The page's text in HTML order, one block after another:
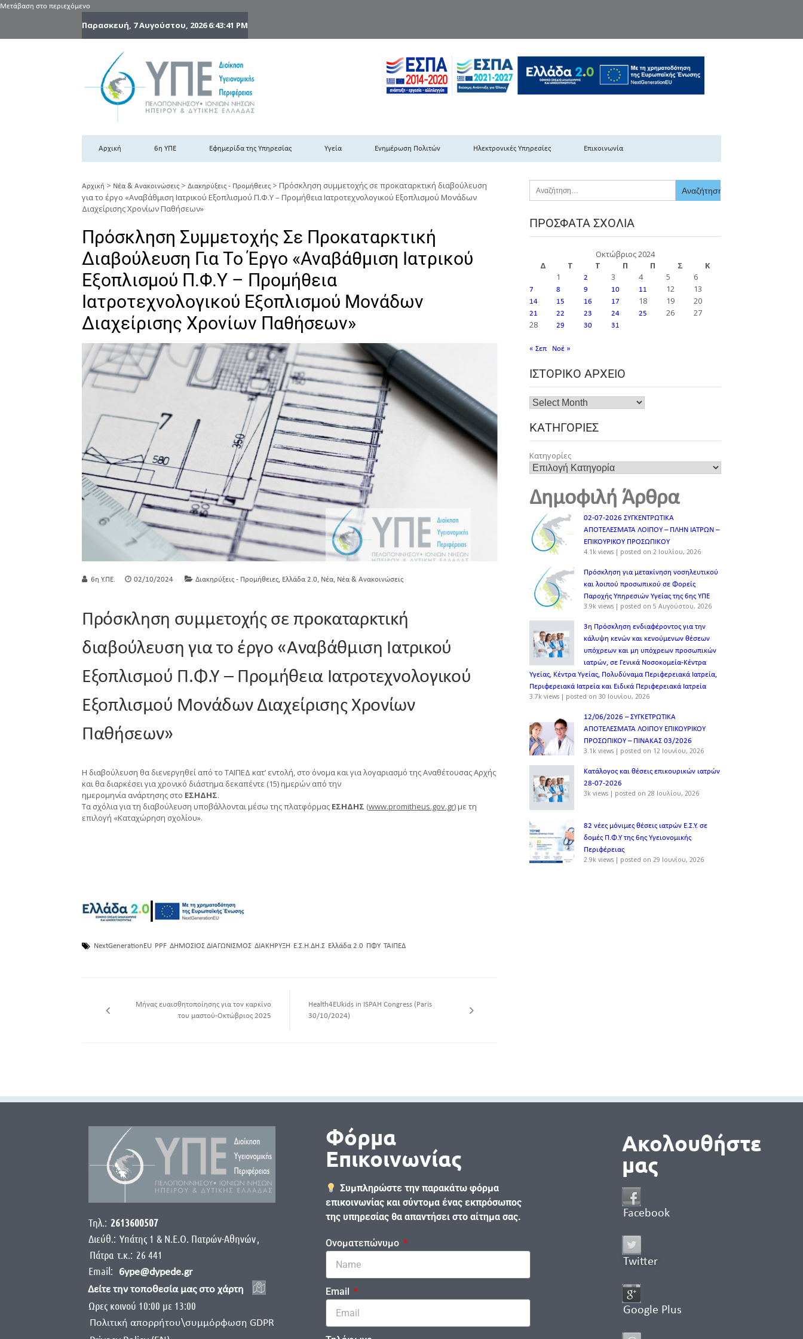
Μετάβαση στο περιεχόμενο
Παρασκευή, 7 Αυγούστου, 20266:43:42 PM
6η Υγειονομική Περιφέρεια Πελοποννήσου- Ιονίων Νήσων-Ηπείρου & Δυτικής Ελλάδας
Αρχική 6η ΥΠΕ Εφημερίδα της Υπηρεσίας Υγεία Ενημέρωση Πολιτών Ηλεκτρονικές Υπηρεσίες Επικοινωνία
Αρχική > Νέα & Ανακοινώσεις > Διακηρύξεις - Προμήθειες > Πρόσκληση συμμετοχής σε προκαταρκτική διαβούλευση
για το έργο «Αναβάθμιση Ιατρικού Εξοπλισμού Π.Φ.Υ – Προμήθεια Ιατροτεχνολογικού Εξοπλισμού Μονάδων
Διαχείρισης Χρονίων Παθήσεων»
Πρόσκληση Συμμετοχής Σε Προκαταρκτική
Διαβούλευση Για Το Έργο «Αναβάθμιση Ιατρικού
Εξοπλισμού Π.Φ.Υ – Προμήθεια
Ιατροτεχνολογικού Εξοπλισμού Μονάδων
Διαχείρισης Χρονίων Παθήσεων»
6η Υ.ΠΕ. 02/10/2024 Διακηρύξεις - Προμήθειες, Ελλάδα 2.0, Νέα, Νέα & Ανακοινώσεις
Πρόσκληση συμμετοχής σε προκαταρκτική
διαβούλευση για το έργο «Αναβάθμιση Ιατρικού
Εξοπλισμού Π.Φ.Υ – Προμήθεια Ιατροτεχνολογικού
Εξοπλισμού Μονάδων Διαχείρισης Χρονίων
Παθήσεων»
Η διαβούλευση θα διενεργηθεί από το ΤΑΙΠΕΔ κατ’ εντολή, στο όνομα και για λογαριασμό της Αναθέτουσας Αρχής
και θα διαρκέσει για χρονικό διάστημα δεκαπέντε (15) ημερών από την
ημερομηνία ανάρτησης στο ΕΣΗΔΗΣ.
Τα σχόλια για τη διαβούλευση υποβάλλονται μέσω της πλατφόρμας ΕΣΗΔΗΣ (www.promitheus.gov.gr) με τη
επιλογή «Καταχώρηση σχολίου».
NextGenerationEU PPF ΔΗΜΟΣΙΟΣ ΔΙΑΓΩΝΙΣΜΟΣ ΔΙΑΚΗΡΥΞΗ Ε.Σ.Η.ΔΗ.Σ Ελλάδα 2.0 ΠΦΥ ΤΑΙΠΕΔ
Μήνας ευαισθητοποίησης για τον καρκίνο
του μαστού-Οκτώβριος 2025
Health4EUkids in ISPAH Congress (Paris
30/10/2024)
ΠΡΌΣΦΑΤΑ ΣΧΌΛΙΑ
Οκτώβριος 2024
Δ
Τ Τ Π Π Σ
Κ
1
2 3 4 5 6
7 8 9 10 11 12 13
14 15 16 17 18 19 20
21 22 23 24 25 26
27
28
29 30 31
« Σεπ Νοέ »
ΙΣΤΟΡΙΚΌ ΑΡΧΕΊΟ
ΚΑΤΗΓΟΡΊΕΣ
Κατηγορίες
Δημοφιλή Άρθρα
02-07-2026 ΣΥΓΚΕΝΤΡΩΤΙΚΑ
ΑΠΟΤΕΛΕΣΜΑΤΑ ΛΟΙΠΟΥ – ΠΛΗΝ ΙΑΤΡΩΝ –
ΕΠΙΚΟΥΡΙΚΟΥ ΠΡΟΣΩΠΙΚOY
4.1k views | posted on 2 Ιουλίου, 2026
Πρόσκληση για μετακίνηση νοσηλευτικού
και λοιπού προσωπικού σε Φορείς
Παροχής Υπηρεσιών Υγείας της 6ης ΥΠΕ
3.9k views | posted on 5 Αυγούστου, 2026
3η Πρόσκληση ενδιαφέροντος για την
κάλυψη κενών και κενούμενων θέσεων
υπόχρεων και μη υπόχρεων προσωπικών
ιατρών, σε Γενικά Νοσοκομεία-Κέντρα
Υγείας, Κέντρα Υγείας, Πολυδύναμα Περιφερειακά Ιατρεία,
Περιφερειακά Ιατρεία και Ειδικά Περιφερειακά Ιατρεία
3.7k views | posted on 30 Ιουνίου, 2026
12/06/2026 – ΣΥΓΚΕΤΡΩΤΙΚΑ
ΑΠΟΤΕΛΕΣΜΑΤΑ ΛΟΙΠΟΥ ΕΠΙΚΟΥΡΙΚΟΥ
ΠΡΟΣΩΠΙΚΟΥ – ΠΙΝΑΚΑΣ 03/2026
3.1k views | posted on 12 Ιουνίου, 2026
Κατάλογος και θέσεις επικουρικών ιατρών
28-07-2026
3k views | posted on 28 Ιουλίου, 2026
82 νέες μόνιμες θέσεις ιατρών Ε.Σ.Υ. σε
δομές Π.Φ.Υ της 6ης Υγειονομικής
Περιφέρειας
2.9k views | posted on 29 Ιουνίου, 2026
Τηλ.: 2613600507
Διεύθ.: Yπάτης 1 & Ν.Ε.Ο. Πατρών-Αθηνών,
Πάτρα τ.κ.: 26 441
Email:
6ype@dypede.gr
Δείτε την τοποθεσία μας στο χάρτη
Ωρες κοινού 10:00 με 13:00
Πολιτική απορρήτου\συμμόρφωση GDPR
Φόρμα
Επικοινωνίας
Συμπληρώστε την παρακάτω φόρμα
επικοινωνίας και σύντομα ένας εκπρόσωπος
της υπηρεσίας θα απαντήσει στο αίτημα σας.
Ονοματεπώνυμο
Email
Ακολουθήστε
μας
Facebook
Twitter
Google Plus